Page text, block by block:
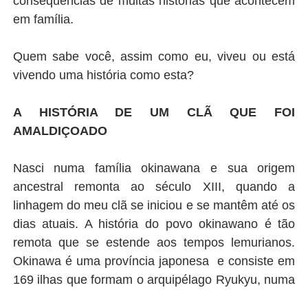
em família.
Quem sabe você, assim como eu, viveu ou está
vivendo uma história como esta?
A HISTÓRIA DE UM CLÃ QUE FOI
AMALDIÇOADO
Nasci numa família okinawana e sua origem
ancestral remonta ao século XIII, quando a
linhagem do meu clã se iniciou e se mantêm até os
dias atuais. A história do povo okinawano é tão
remota que se estende aos tempos lemurianos.
Okinawa é uma província japonesa e consiste em
169 ilhas que formam o arquipélago Ryukyu, numa